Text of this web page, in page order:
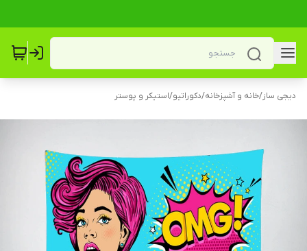
دیجی ساز/خانه و آشپزخانه/دکوراتیو/استیکر و پوستر